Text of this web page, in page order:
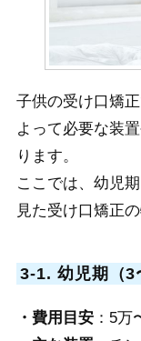
子供の受け口矯
よって必要な装
ります。
ここでは、幼児
見た受け口矯正
3-1. 幼児期（3
・費用目安：5万